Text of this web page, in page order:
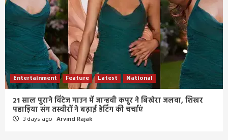
Entertainment Feature Latest National
21 साल पुराने विंटेज गाउन में जान्हवी कपूर ने बिखेरा जलवा, शिखर
पहाड़िया संग तस्वीरों ने बढ़ाई डेटिंग की चर्चाएं
3 days ago Arvind Rajak